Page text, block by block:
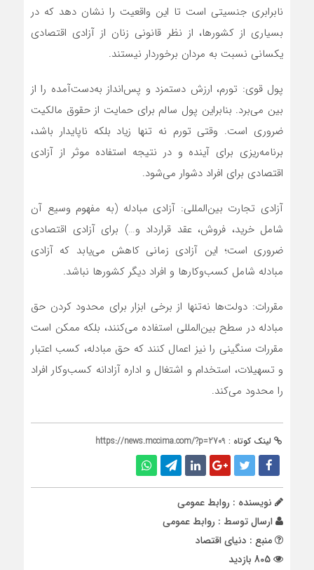
نابرابری جنسیتی است تا این واقعیت را نشان دهد که در
بسیاری از کشورها، از نظر قانونی زنان از آزادی اقتصادی
یکسانی نسبت به مردان برخوردار نیستند.
پول قوی: تورم، ارزش دستمزد و پس‌انداز به‌دست‌آمده را از
بین می‌برد. بنابراین پول سالم برای حمایت از حقوق مالکیت
ضروری است. وقتی تورم نه تنها زیاد بلکه ناپایدار باشد،
برنامه‌ریزی برای آینده و در نتیجه استفاده موثر از آزادی
اقتصادی برای افراد دشوار می‌شود.
آزادی تجارت بین‌المللی: آزادی مبادله (به مفهوم وسیع آن
شامل خرید، فروش، عقد قرارداد و…) برای آزادی اقتصادی
ضروری است؛ این آزادی زمانی کاهش می‎‌یابد که آزادی
مبادله شامل کسب‌‌و‌کارها و افراد دیگر کشورها نباشد.
مقررات: دولت‌ها نه‌تنها از برخی ابزار برای محدود کردن حق
مبادله در سطح بین‌المللی استفاده می‌کنند، بلکه ممکن است
مقررات سنگینی را نیز اعمال کنند که حق مبادله، کسب اعتبار
و تسهیلات، استخدام و اشتغال و اداره آزادانه کسب‌و‌کار افراد
را محدود می‌کند.
لینک کوتاه : https://news.mccima.com/?p=2709
نویسنده : روابط عمومی
ارسال توسط : روابط عمومی
منبع : دنیای اقتصاد